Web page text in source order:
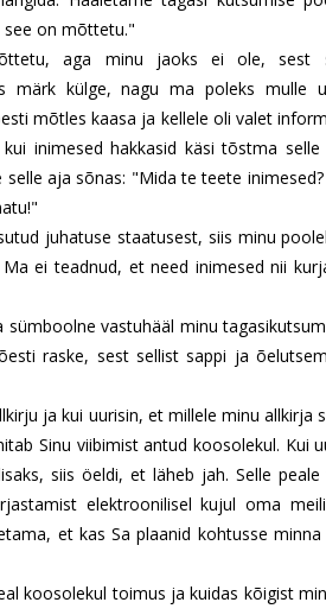
on mõttetu."
aga minu jaoks ei ole, sest
märk külge, nagu ma poleks mulle
mõtles kaasa ja kellele oli valet
inimesed hakkasid käsi tõstma
aja sõnas: "Mida te teete
juhatuse staatusest, siis minu
ei teadnud, et need inimesed nii
vastuhääl minu
raske, sest sellist sappi ja
ja kui uurisin, et millele minu allkirja
Sinu viibimist antud koosolekul. Kui
siis öeldi, et läheb jah. Selle
elektroonilisel kujul oma
et kas Sa plaanid kohtusse
koosolekul toimus ja kuidas kõigist